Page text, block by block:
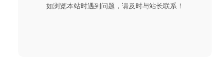
如浏览本站时遇到问题，请及时与站长联系！
2020-04-21